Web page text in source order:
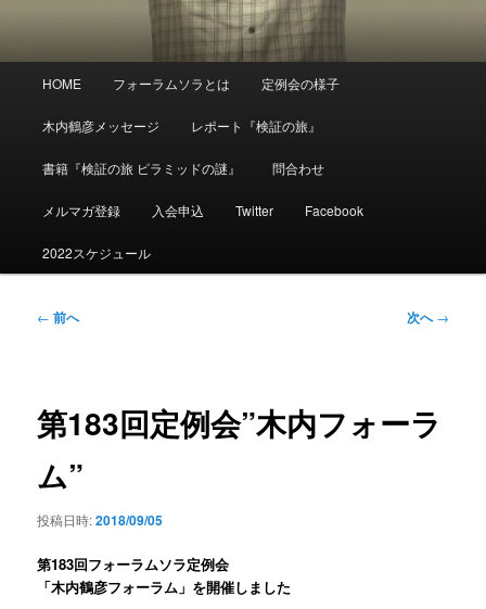
HOME フォーラムソラとは 定例会の様子
木内鶴彦メッセージ レポート『検証の旅』
書籍『検証の旅 ピラミッドの謎』 問合わせ
メルマガ登録 入会申込 Twitter Facebook
2022スケジュール
投
ゲ
ー
ョ
ン
← 前へ 次へ→
第183回定例会”木内フォーラ
ム”
投稿日時:2018/09/05
第183回フォーラムソラ定例会
「木内鶴彦フォーラム」を開催しました